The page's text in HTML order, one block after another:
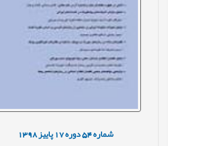
شماره دوره پاییز1398